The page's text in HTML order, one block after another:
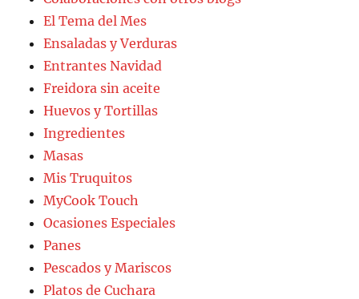
El Tema del Mes
Ensaladas y Verduras
Entrantes Navidad
Freidora sin aceite
Huevos y Tortillas
Ingredientes
Masas
Mis Truquitos
MyCook Touch
Ocasiones Especiales
Panes
Pescados y Mariscos
Platos de Cuchara